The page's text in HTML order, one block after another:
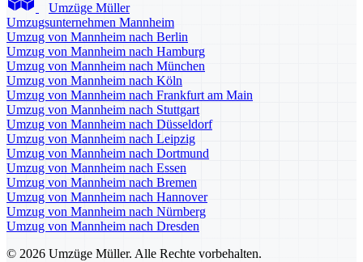
Umzüge Müller
Umzugsunternehmen Mannheim
Umzug von Mannheim nach Berlin
Umzug von Mannheim nach Hamburg
Umzug von Mannheim nach München
Umzug von Mannheim nach Köln
Umzug von Mannheim nach Frankfurt am Main
Umzug von Mannheim nach Stuttgart
Umzug von Mannheim nach Düsseldorf
Umzug von Mannheim nach Leipzig
Umzug von Mannheim nach Dortmund
Umzug von Mannheim nach Essen
Umzug von Mannheim nach Bremen
Umzug von Mannheim nach Hannover
Umzug von Mannheim nach Nürnberg
Umzug von Mannheim nach Dresden
© 2026 Umzüge Müller. Alle Rechte vorbehalten.